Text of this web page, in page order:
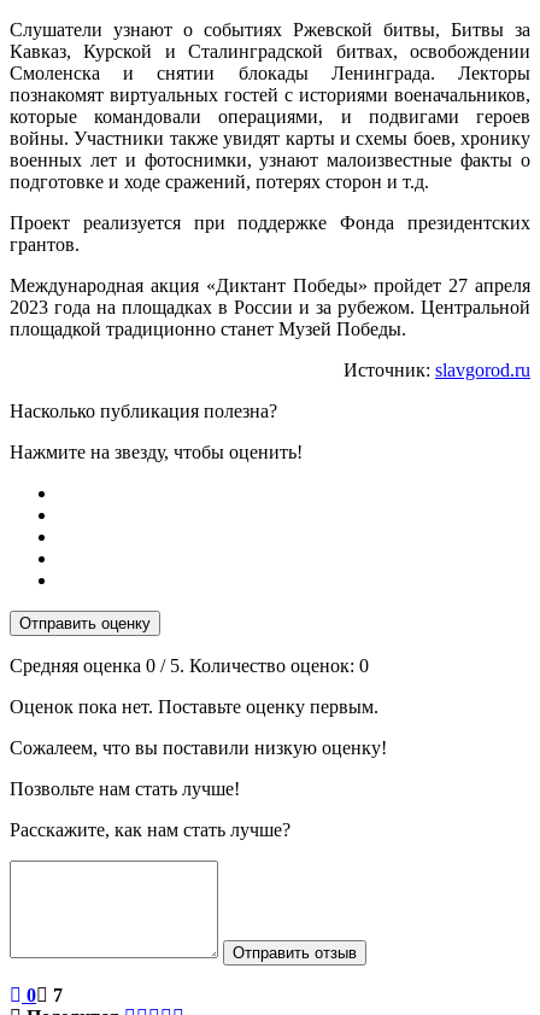
Слушатели узнают о событиях Ржевской битвы, Битвы за
Кавказ, Курской и Сталинградской битвах, освобождении
Смоленска и снятии блокады Ленинграда. Лекторы
познакомят виртуальных гостей с историями военачальников,
которые командовали операциями, и подвигами героев
войны. Участники также увидят карты и схемы боев, хронику
военных лет и фотоснимки, узнают малоизвестные факты о
подготовке и ходе сражений, потерях сторон и т.д.
Проект реализуется при поддержке Фонда президентских
грантов.
Международная акция «Диктант Победы» пройдет 27 апреля
2023 года на площадках в России и за рубежом. Центральной
площадкой традиционно станет Музей Победы.
Источник: slavgorod.ru
Насколько публикация полезна?
Нажмите на звезду, чтобы оценить!
Отправить оценку
Средняя оценка 0 / 5. Количество оценок: 0
Оценок пока нет. Поставьте оценку первым.
Сожалеем, что вы поставили низкую оценку!
Позвольте нам стать лучше!
Расскажите, как нам стать лучше?
Отправить отзыв
0
7